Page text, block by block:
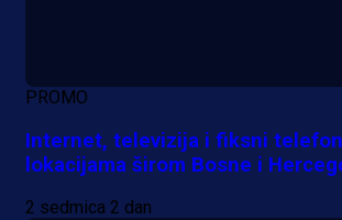
PROMO
Internet, televizija i fiksni
lokacijama širom Bosne i
2 sedmica 2 dan